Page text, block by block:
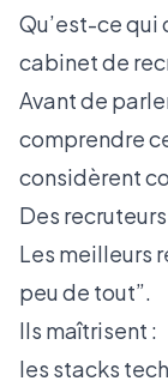
Qu’est-ce
cabinet de
Avant de
comprendre
considèrent
Des
Les meilleurs
peu de tout”.
Ils maîtrisent :
les stacks